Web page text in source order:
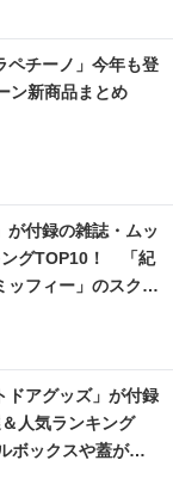
ペチーノ」今年も登
ン新商品まとめ
が付録の雑誌・ムッ
ングTOP10！ 「紀
ッフィー」のスクエ
ドアグッズ」が付録
人気ランキング
ボックスや蓋がテ
2024年5月】